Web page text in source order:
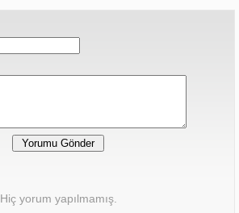
Hiç yorum yapılmamış.